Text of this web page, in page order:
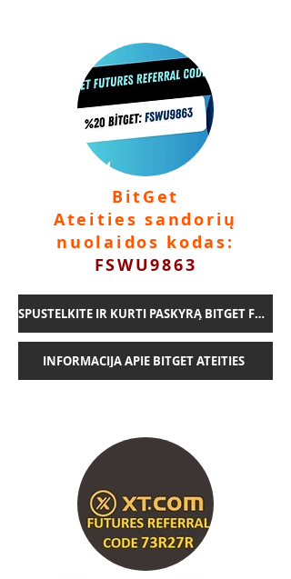
BitGet
Ateities sandorių
nuolaidos kodas:
FSWU9863
SPUSTELKITE IR KURTI PASKYRĄ BITGET FUTURES
INFORMACIJA APIE BITGET ATEITIES